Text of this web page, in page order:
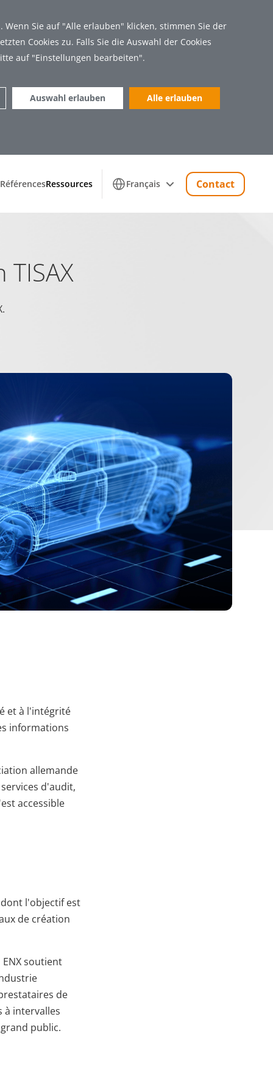
Wenn Sie auf "Alle erlauben" klicken, stimmen Sie der
Cookies zu. Falls Sie die Auswahl der Cookies
auf "Einstellungen bearbeiten".
Auswahl erlauben Alle erlauben
Marketing (18)
Cookie
1 Jahr
HTTP-
Cookie
180 Tage
1 Jahr
Cookie
Sitzung
HTTP-
Cookie
RéférencesRessources Français Contact
et à l'intégrité
informations
allemande
d'audit,
accessible
l'objectif est
de création
soutient
de
à intervalles
public.